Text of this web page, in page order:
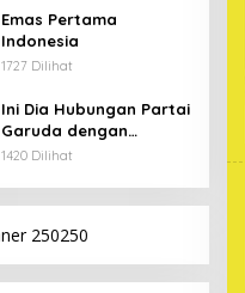
Emas Pertama
Indonesia
1727 Dilihat
Ini Dia Hubungan Partai
Garuda dengan
Gerindra
1420 Dilihat